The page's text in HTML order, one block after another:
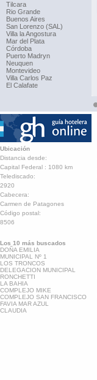
Tilcara
Rio Grande
Buenos Aires
San Lorenzo (SAL)
Villa la Angostura
Mar del Plata
Córdoba
Puerto Madryn
Neuquen
Montevideo
Villa Carlos Paz
El Calafate
Ubicación
Distancia desde:
Capital Federal : 1080 km
Telediscado:
2920
Cabecera:
Carmen de Patagones
Código postal:
8506
Los 10 más buscados
DOÑA EMILIA
MUNICIPAL Nº 1
LOS TRONCOS
DELEGACION MUNICIPAL
RONCHETTI
LA BAHIA
COMPLEJO MIKE
COMPLEJO SAN FRANCISCO
FAVIA MAR AZUL
CLAUDIA